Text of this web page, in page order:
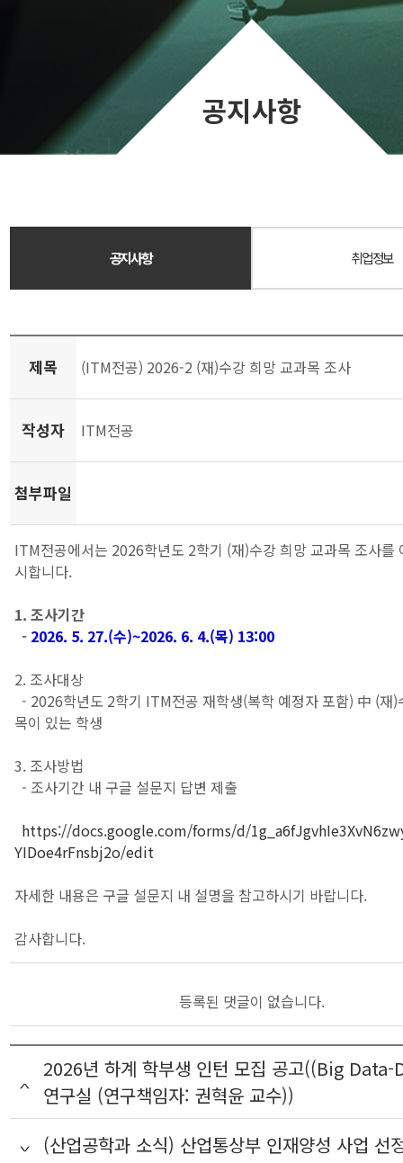
공지사항
공지사항 취업정보
제목 (ITM전공) 2026-2 (재)수강 희망 교과목 조사
작성자 ITM전공
첨부파일
ITM전공에서는 2026학년도 2학기 (재)수강 희망 교과목 조사를
시합니다.
1. 조사기간
- 2026. 5. 27.(수)~2026. 6. 4.(목) 13:00
2. 조사대상
- 2026학년도 2학기 ITM전공 재학생(복학 예정자 포함) 中 (재)
목이 있는 학생
3. 조사방법
- 조사기간 내 구글 설문지 답변 제출
https://docs.google.com/forms/d/
YIDoe4rFnsbj2o/edit
자세한 내용은 구글 설문지 내 설명을 참고하시기 바랍니다.
감사합니다.
등록된 댓글이 없습니다.
2026년 하계 학부생 인턴 모집 공고((Big
연구실 (연구책임자: 권혁윤 교수))
(산업공학과 소식) 산업통상부 인재양성 사업 선